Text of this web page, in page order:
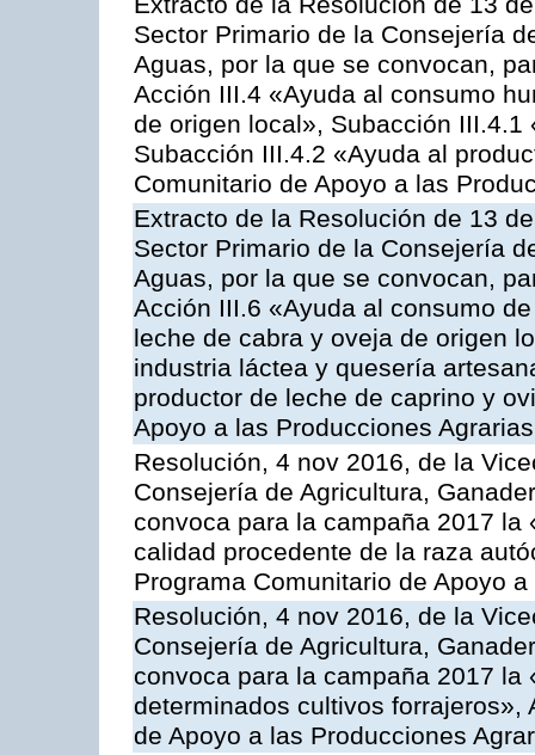
Sector Primario de la Consejería
Aguas, por la que se convocan,
Acción III.4 «Ayuda al consumo
de origen local», Subacción
Subacción III.4.2 «Ayuda al
Comunitario de Apoyo a las
Extracto de la Resolución de 13
Sector Primario de la Consejería
Aguas, por la que se convocan,
Acción III.6 «Ayuda al consumo
leche de cabra y oveja de origen
industria láctea y quesería
productor de leche de caprino y
Apoyo a las Producciones
Resolución, 4 nov 2016, de la
Consejería de Agricultura,
convoca para la campaña 2017
calidad procedente de la raza
Programa Comunitario de Apoyo
Resolución, 4 nov 2016, de la
Consejería de Agricultura,
convoca para la campaña 2017 la
determinados cultivos forrajeros»,
de Apoyo a las Producciones